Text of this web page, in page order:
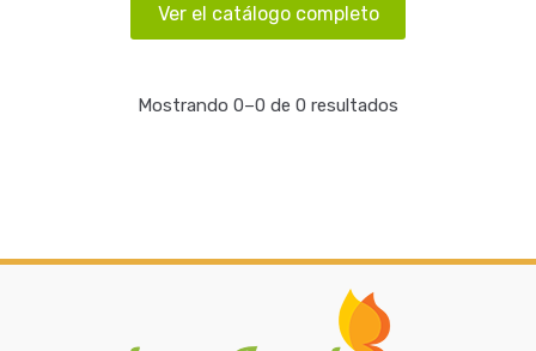
Ver el catálogo completo
Mostrando 0–0 de 0 resultados